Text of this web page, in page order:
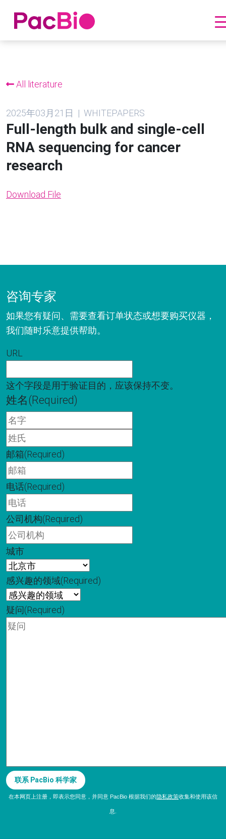
All literature
2025年03月21日 | WHITEPAPERS
Full-length bulk and single-cell
RNA sequencing for cancer
research
Download File
咨询专家
如果您有疑问、需要查看订单状态或想要购买仪器，
我们随时乐意提供帮助。
URL
这个字段是用于验证目的，应该保持不变。
姓名(Required)
邮箱(Required)
电话(Required)
公司机构(Required)
城市
感兴趣的领域(Required)
疑问(Required)
在本网页上注册，即表示您同意，并同意 PacBio 根据我们的隐私政策收集和使用该信
息.